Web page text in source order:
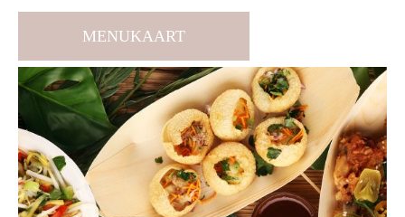
MENUKAART